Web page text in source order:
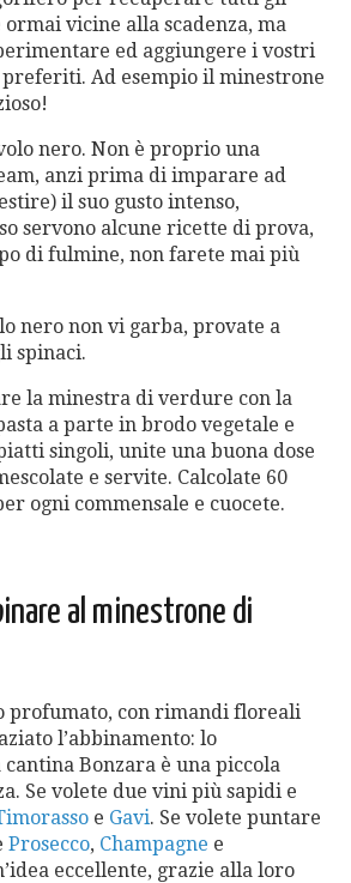
vicine alla scadenza, ma
ed aggiungere i vostri
Ad esempio il minestrone
nero. Non è proprio una
anzi prima di imparare ad
il suo gusto intenso,
servono alcune ricette di prova,
di fulmine, non farete mai più
nero non vi garba, provate a
spinaci.
la minestra di verdure con la
a parte in brodo vegetale e
singoli, unite una buona dose
e servite. Calcolate 60
ogni commensale e cuocete.
al minestrone di
profumato, con rimandi floreali
l’abbinamento: lo
cantina Bonzara è una piccola
Se volete due vini più sapidi e
e Gavi. Se volete puntare
Prosecco, Champagne e
eccellente, grazie alla loro